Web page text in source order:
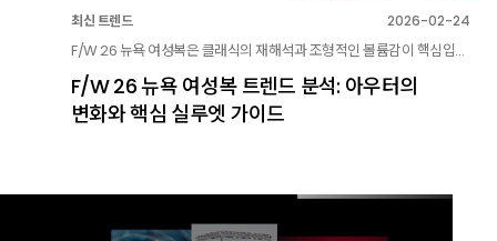
최신 트렌드 2026-02-24
F/W 26 뉴욕 여성복은 클래식의 재해석과 조형적인 볼륨감이 핵심입니다. 코트 비중의 확대와 케이프 디테일, 드레이핑 실루엣을 통해 현대적인 스타일을 제안하는 이번 시즌 여성복 트렌드 분석 리포트를 지금 확인하세요.
F/W 26 뉴욕 여성복 트렌드 분석: 아우터의
변화와 핵심 실루엣 가이드